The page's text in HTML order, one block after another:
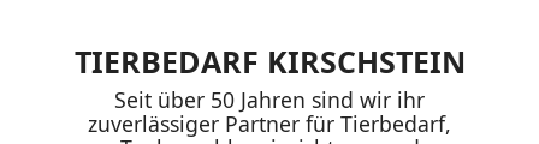
TIERBEDARF KIRSCHSTEIN
Seit über 50 Jahren sind wir ihr
zuverlässiger Partner für Tierbedarf,